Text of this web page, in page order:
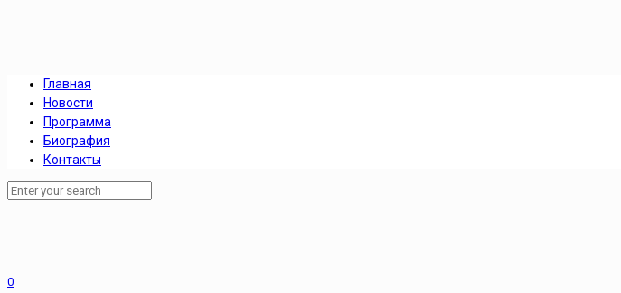
Главная
Новости
Программа
Биография
Контакты
0